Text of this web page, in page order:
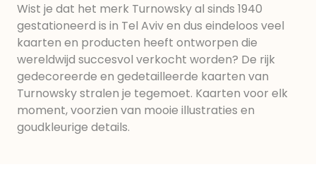
Wist je dat het merk Turnowsky al sinds 1940
gestationeerd is in Tel Aviv en dus eindeloos veel
kaarten en producten heeft ontworpen die
wereldwijd succesvol verkocht worden? De rijk
gedecoreerde en gedetailleerde kaarten van
Turnowsky stralen je tegemoet. Kaarten voor elk
moment, voorzien van mooie illustraties en
goudkleurige details.